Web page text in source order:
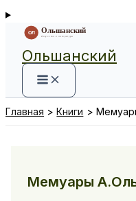
Ольшанский
Главная Книги
Мемуары